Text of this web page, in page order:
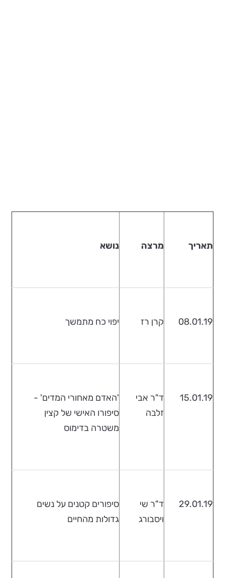
תאריך מרצה נושא
08.01.19 קרן רז יפוי כח מתמשך
15.01.19
ד"ר אבי
זלבה
'האדם מאחורי המדים' -
סיפורו האישי של קצין
משטרה בדימוס
29.01.19
ד"ר שי
ויסבורג
סיפורים קטנים על נשים
גדולות מהחיים